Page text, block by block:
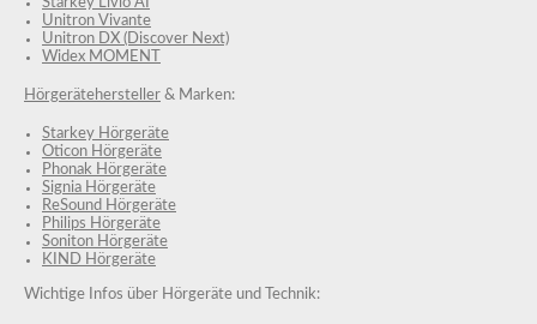
Unitron Vivante
Unitron DX (Discover Next)
Widex MOMENT
Hörgerätehersteller & Marken:
Starkey Hörgeräte
Oticon Hörgeräte
Phonak Hörgeräte
Signia Hörgeräte
ReSound Hörgeräte
Philips Hörgeräte
Soniton Hörgeräte
KIND Hörgeräte
Wichtige Infos über Hörgeräte und Technik: